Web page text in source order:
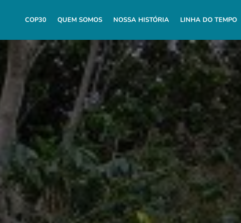
COP30 QUEM SOMOS NOSSA HISTÓRIA LINHA DO TEMPO